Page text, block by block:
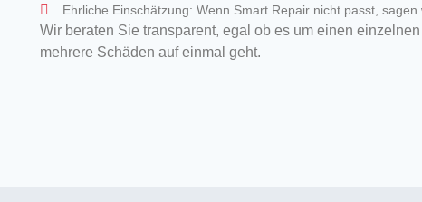
Ehrliche Einschätzung: Wenn Smart Repair nicht passt, sagen
Wir beraten Sie transparent, egal ob es um einen
mehrere Schäden auf einmal geht.